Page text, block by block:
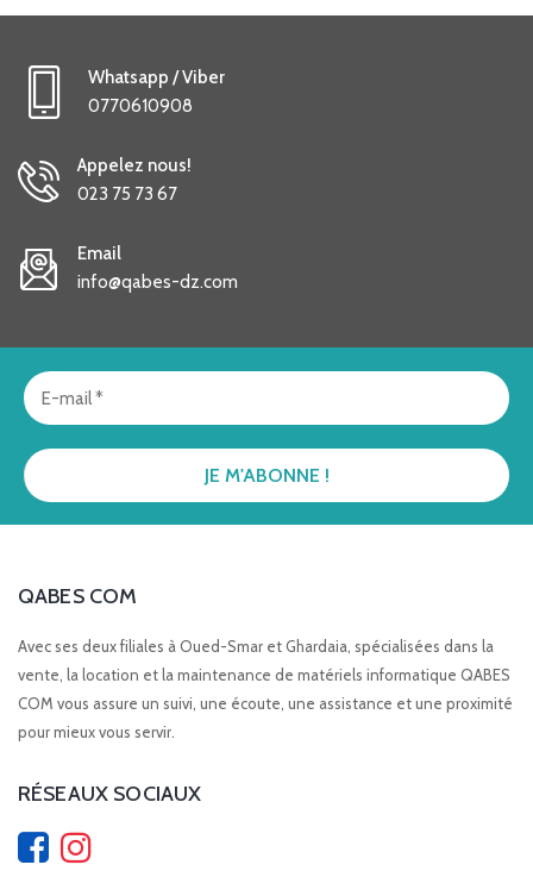
Whatsapp / Viber
0770610908
Appelez nous!
023 75 73 67
Email
info@qabes-dz.com
QABES COM
Avec ses deux filiales à Oued-Smar et Ghardaia, spécialisées dans la
vente, la location et la maintenance de matériels informatique QABES
COM vous assure un suivi, une écoute, une assistance et une proximité
pour mieux vous servir.
RÉSEAUX SOCIAUX